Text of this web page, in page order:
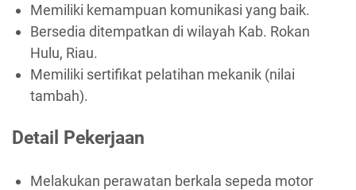
Memiliki kemampuan komunikasi yang baik.
Bersedia ditempatkan di wilayah Kab. Rokan
Hulu, Riau.
Memiliki sertifikat pelatihan mekanik (nilai
tambah).
Detail Pekerjaan
Melakukan perawatan berkala sepeda motor